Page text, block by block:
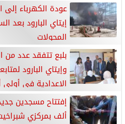
عودة الكهرباء إلى
إيتاي البارود
المحولات
بلبع تتفقد عدد
وإيتاي البارود
الإعدادية فى أولى
ألف بمركزي شبراخيت